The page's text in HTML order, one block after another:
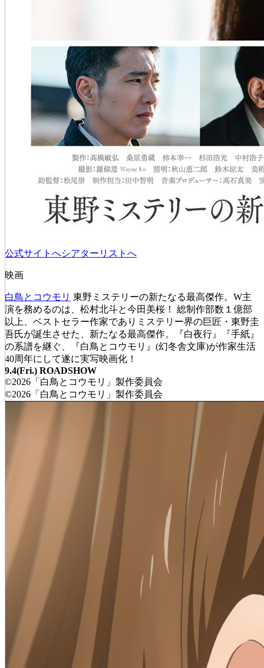
公式サイトへシアターリストへ
映画
白鳥とコウモリ 東野ミステリーの新たなる最高傑作。W主
演を務めるのは、松村北斗と今田美桜！ 総制作部数１億部
以上、ベストセラー作家でありミステリー界の巨匠・東野圭
吾氏が誕生させた、新たなる最高傑作。『白夜行』『手紙』
の系譜を継ぐ、『白鳥とコウモリ』(幻冬舎文庫)が作家生活
40周年にして遂に実写映画化！
9.4(Fri.) ROADSHOW
©2026「白鳥とコウモリ」製作委員会
©2026「白鳥とコウモリ」製作委員会